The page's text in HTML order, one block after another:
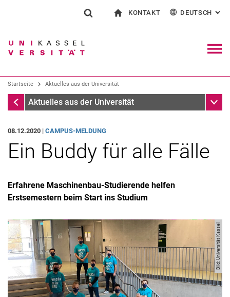
Springe direkt zu: Inhalt
Springe direkt zu: Suche
Springe direkt zu:
Suchen (öffnet externen Link in einem
KONTAKT
Kontakt für Presse und Öffentlichkeit
Einrichtungen suchen
DEUTSCH :
Startseite Aktuelles aus der Universität
Startseite
Aktuelles aus der Universität
08.12.2020 | CAMPUS-MELDUNG
Ein Buddy für alle Fälle
Erfahrene Maschinenbau-Studierende helfen
Erstsemestern beim Start ins Studium
Bild: Universität Kassel